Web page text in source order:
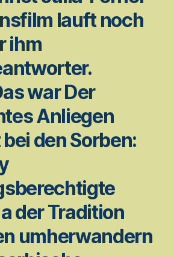
lauft noch
ihm
war Der
Anliegen
den Sorben:
der Tradition
umherwandern